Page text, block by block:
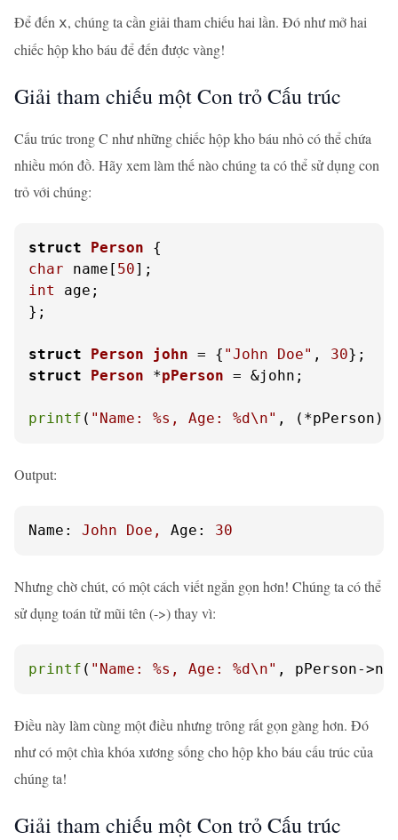
Để đến x, chúng ta cần giải tham chiếu hai lần. Đó như mở hai
chiếc hộp kho báu để đến được vàng!
Giải tham chiếu một Con trỏ Cấu trúc
Cấu trúc trong C như những chiếc hộp kho báu nhỏ có thể chứa
nhiều món đồ. Hãy xem làm thế nào chúng ta có thể sử dụng con
trỏ với chúng:
struct Person {
char name[ 50
int
age;
};
struct Person john = { "John Doe" , 30
struct
Person *pPerson = &john;
printf ( "Name: %s, Age: %d\n" ,
Output:
Name: John Doe, Age: 30
Nhưng chờ chút, có một cách viết ngắn gọn hơn! Chúng ta có thể
sử dụng toán tử mũi tên (->) thay vì:
printf ( "Name: %s, Age: %d\n" , pPerson-
Điều này làm cùng một điều nhưng trông rất gọn gàng hơn. Đó
như có một chìa khóa xương sống cho hộp kho báu cấu trúc của
chúng ta!
Giải tham chiếu một Con trỏ Cấu trúc